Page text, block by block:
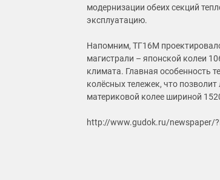
модернизации обеих секций
эксплуатацию.
Напомним, ТГ16М
магистрали – японской колеи
климата. Главная особенность
колёсных тележек, что
материковой колее шириной
http://www.gudok.ru/newspaper/